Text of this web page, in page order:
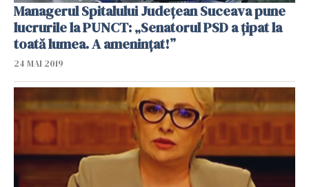
Managerul Spitalului Județean Suceava pune
lucrurile la PUNCT: „Senatorul PSD a țipat la
toată lumea. A amenințat!”
24 MAI 2019